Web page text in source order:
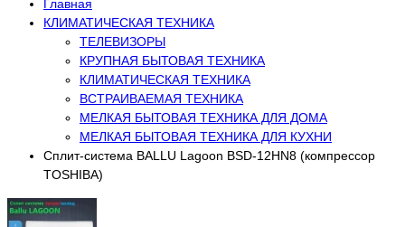
Главная
КЛИМАТИЧЕСКАЯ ТЕХНИКА
ТЕЛЕВИЗОРЫ
КРУПНАЯ БЫТОВАЯ ТЕХНИКА
КЛИМАТИЧЕСКАЯ ТЕХНИКА
ВСТРАИВАЕМАЯ ТЕХНИКА
МЕЛКАЯ БЫТОВАЯ ТЕХНИКА ДЛЯ ДОМА
МЕЛКАЯ БЫТОВАЯ ТЕХНИКА ДЛЯ КУХНИ
Сплит-система BALLU Lagoon BSD-12HN8 (компрессор
TOSHIBA)